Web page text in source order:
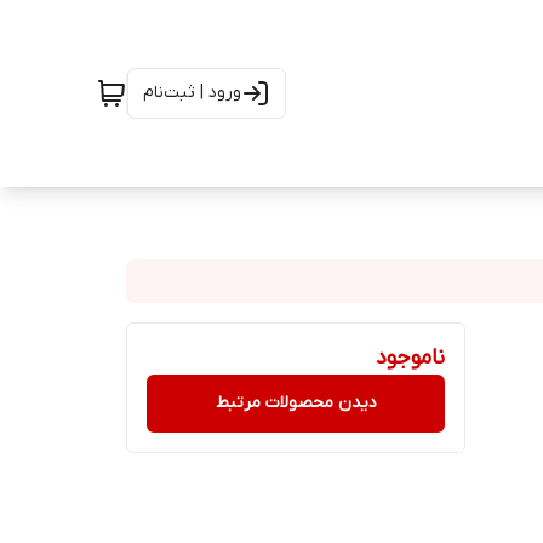
ورود | ثبت‌نام
ناموجود
دیدن محصولات مرتبط